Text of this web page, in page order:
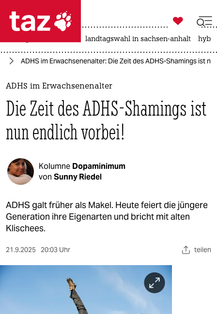
 taz zahl ich
taz zahl ich
themen
politik
öko
kultur
berlin

taz zahl ich
landtagswahl in sachsen-anhalt
ADHS im Erwachsenenalter: Die Zeit des ADHS-Shamings ist
ADHS im Erwachsenenalter
Die Zeit des ADHS-Shamings ist
nun endlich vorbei!
Kolumne Dopaminimum
von Sunny Riedel
ADHS galt früher als Makel. Heute feiert die jüngere
Generation ihre Eigenarten und bricht mit alten
Klischees.
21.9.2025 20:03 Uhr teilen